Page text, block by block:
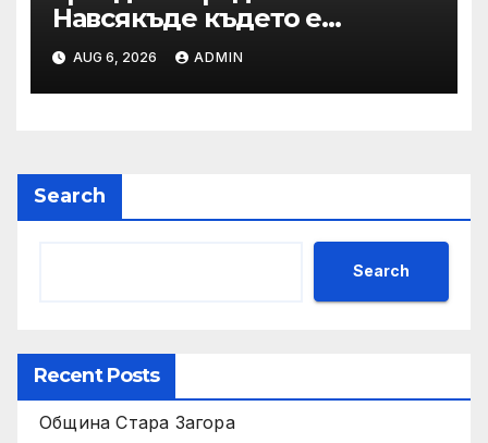
Навсякъде където е
възможна човешка грешка
в железницата, трябва да
има система за вторичен
AUG 6, 2026 ADMIN
Search
Search
Recent Posts
Община Стара Загора